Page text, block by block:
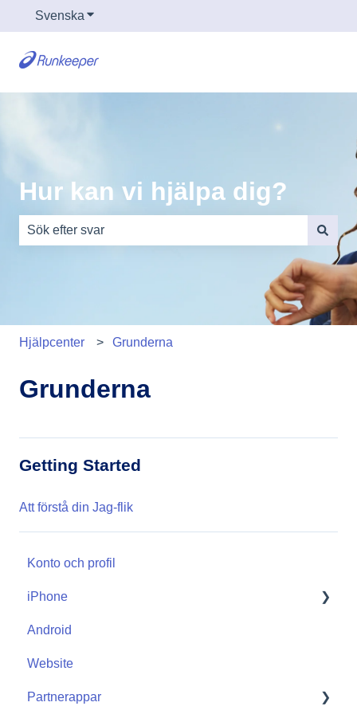
Svenska Visa undermenyer för översättningar
Hur kan vi hjälpa dig?
Hjälpcenter Grunderna
Grunderna
Getting Started
Att förstå din Jag-flik
Konto och profil
iPhone
Start
Android
Website
Partnerappar